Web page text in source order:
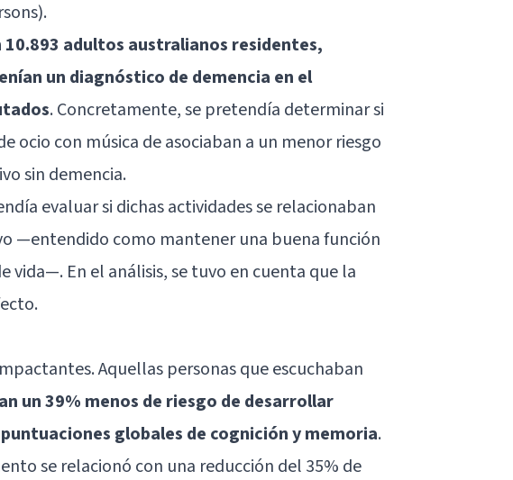
10.893 adultos australianos residentes,
un diagnóstico de demencia en el
. Concretamente, se pretendía determinar si
ocio con música de asociaban a un menor riesgo
sin demencia.
evaluar si dichas actividades se relacionaban
—entendido como mantener una buena función
vida—. En el análisis, se tuvo en cuenta que la
Aquellas personas que escuchaban
un 39% menos de riesgo de desarrollar
globales de cognición y memoria.
se relacionó con una reducción del 35% de